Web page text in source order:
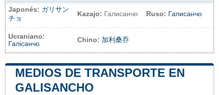
Japonés: ガリサン
チョ
Kazajo: Галисанчо Ruso: Галисанчо
Ucraniano:
Галісанчо
Chino: 加利桑乔
MEDIOS DE TRANSPORTE EN
GALISANCHO